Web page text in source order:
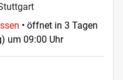
• öffnet in 3 Tagen
um 09:00 Uhr